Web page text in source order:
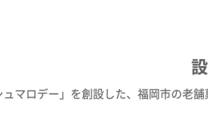
ュマロデー」を創設した、福岡市の老